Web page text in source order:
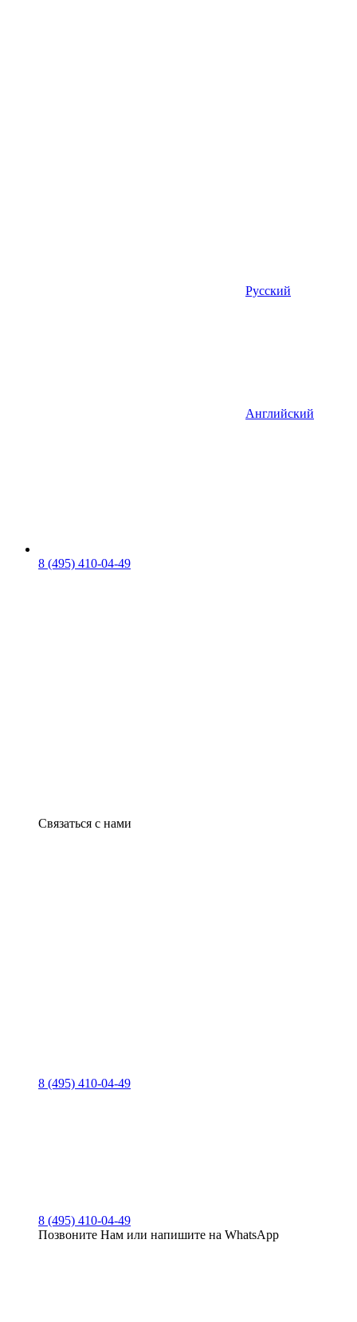
Русский
Английский
8 (495) 410-04-49
Связаться с нами
8 (495) 410-04-49
8 (495) 410-04-49
Позвоните Нам или напишите на WhatsApp